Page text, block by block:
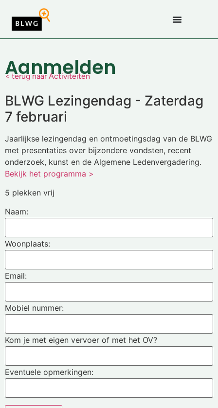
Aanmelden
< terug naar Activiteiten
BLWG Lezingendag - Zaterdag
7 februari
Jaarlijkse lezingendag en ontmoetingsdag van de BLWG
met presentaties over bijzondere vondsten, recent
onderzoek, kunst en de Algemene Ledenvergadering.
Bekijk het programma >
5 plekken vrij
Naam:
Woonplaats:
Email:
Mobiel nummer:
Kom je met eigen vervoer of met het OV?
Eventuele opmerkingen: